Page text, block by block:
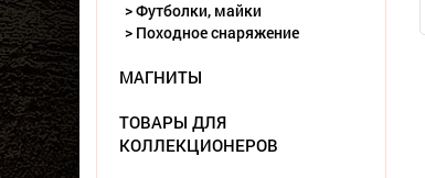
> Футболки, майки
> Походное снаряжение
МАГНИТЫ
ТОВАРЫ ДЛЯ
КОЛЛЕКЦИОНЕРОВ